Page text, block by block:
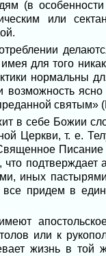
(в
или
для того
нормальны
ясно
святым»
в себе Божии
Церкви, т. е.
Писание
подтверждает
иных
все придем в
или к
жизнь в той